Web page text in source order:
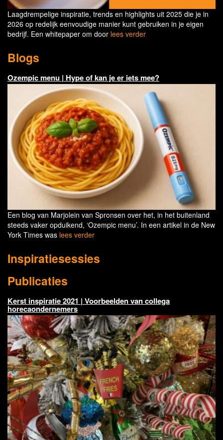
Laagdrempelige inspiratie, trends en highlights uit 2025 die je in
2026 op redelijk eenvoudige manier kunt gebruiken in je eigen
bedrijf. Een whitepaper om door lees verder
Blogs
Ozempic menu | Hype of kan je er iets mee?
Een blog van Marjolein van Spronsen over het, in het buitenland
steeds vaker opduikend, ‘Ozempic menu’. In een artikel in de New
York Times was lees verder
Inspiratiesessies
Publicaties
Kerst inspiratie 2021 | Voorbeelden van collega
horecaondernemers